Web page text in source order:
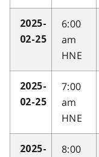
2025-
02-25
6:00
am
HNE
2025-
02-25
7:00
am
HNE
2025-
8:00